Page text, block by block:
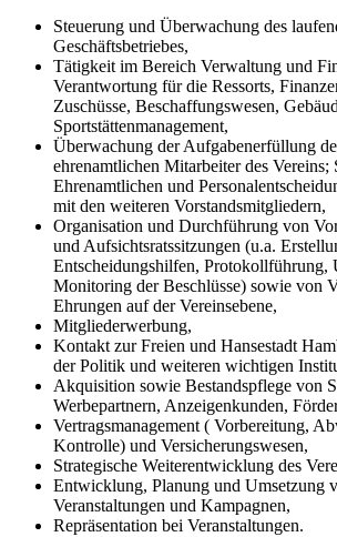
Steuerung und Überwachung des
Geschäftsbetriebes,
Tätigkeit im Bereich Verwaltung und
Verantwortung für die Ressorts,
Zuschüsse, Beschaffungswesen,
Sportstättenmanagement,
Überwachung der Aufgabenerfüllung
ehrenamtlichen Mitarbeiter des Vereins;
Ehrenamtlichen und
mit den weiteren Vorstandsmitgliedern,
Organisation und Durchführung von
und Aufsichtsratssitzungen (u.a.
Entscheidungshilfen, Protokollführung,
Monitoring der Beschlüsse) sowie von
Ehrungen auf der Vereinsebene,
Mitgliederwerbung,
Kontakt zur Freien und Hansestadt
der Politik und weiteren wichtigen
Akquisition sowie Bestandspflege von
Werbepartnern, Anzeigenkunden,
Vertragsmanagement ( Vorbereitung,
Kontrolle) und Versicherungswesen,
Strategische Weiterentwicklung des
Entwicklung, Planung und Umsetzung
Veranstaltungen und Kampagnen,
Repräsentation bei Veranstaltungen.